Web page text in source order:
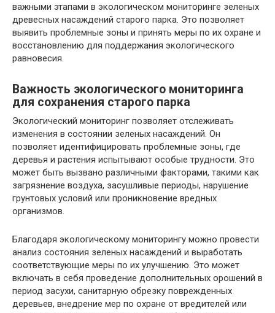
важными этапами в экологическом мониторинге зеленых
древесных насаждений старого парка. Это позволяет
выявить проблемные зоны и принять меры по их охране и
восстановлению для поддержания экологического
равновесия.
Важность экологического мониторинга
для сохранения старого парка
Экологический мониторинг позволяет отслеживать
изменения в состоянии зеленых насаждений. Он
позволяет идентифицировать проблемные зоны, где
деревья и растения испытывают особые трудности. Это
может быть вызвано различными факторами, такими как
загрязнение воздуха, засушливые периоды, нарушение
грунтовых условий или проникновение вредных
организмов.
Благодаря экологическому мониторингу можно провести
анализ состояния зеленых насаждений и выработать
соответствующие меры по их улучшению. Это может
включать в себя проведение дополнительных орошений в
период засухи, санитарную обрезку поврежденных
деревьев, внедрение мер по охране от вредителей или